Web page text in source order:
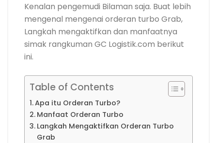
Kenalan pengemudi Bilaman saja. Buat lebih
mengenal mengenai orderan turbo Grab,
Langkah mengaktifkan dan manfaatnya
simak rangkuman GC Logistik.com berikut
ini.
Table of Contents
Apa itu Orderan Turbo?
Manfaat Orderan Turbo
Langkah Mengaktifkan Orderan Turbo
Grab